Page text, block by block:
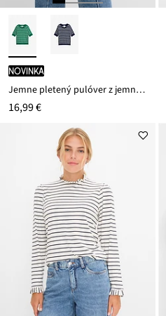
novinka
Jemne pletený pulóver z jemného viskózového mixu
16,99 €